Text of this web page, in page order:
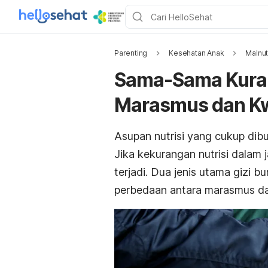
Parenting Kesehatan Anak
Sama-Sama
Marasmus dan
Asupan nutrisi yang cukup
Jika kekurangan nutrisi
terjadi. Dua jenis utama gizi
perbedaan antara marasmus